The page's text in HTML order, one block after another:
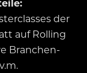
der
auf Rolling
Branchen-